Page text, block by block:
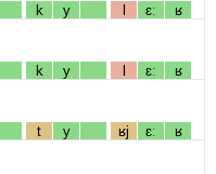
k y l ɛː ʁ
k y l ɛː ʁ
t y ʁj ɛː ʁ